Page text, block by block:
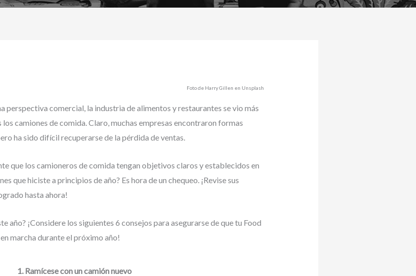
Foto de Harry Gillen en Unsplash
perspectiva comercial, la industria de alimentos y restaurantes se vio más
camiones de comida. Claro, muchas empresas encontraron formas
ha sido difícil recuperarse de la pérdida de ventas.
que los camioneros de comida tengan objetivos claros y establecidos en
que hiciste a principios de año? Es hora de un chequeo. ¡Revise sus
hasta ahora!
año? ¡Considere los siguientes 6 consejos para asegurarse de que tu Food
marcha durante el próximo año!
1. Ramícese con un camión nuevo